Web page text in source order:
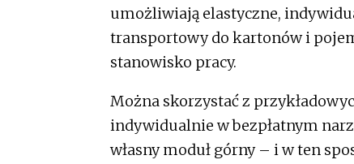
umożliwiają elastyczne,
transportowy do kartonów i
stanowisko pracy.
Można skorzystać z
indywidualnie w bezpłatnym
własny moduł górny – i w ten